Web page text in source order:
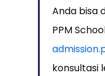
Anda bisa
PPM
konsultasi